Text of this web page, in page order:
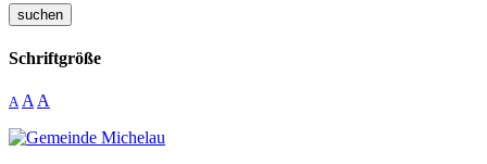
suchen
Schriftgröße
A A A